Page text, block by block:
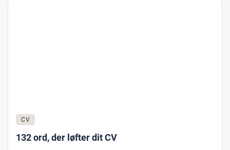
CV
132 ord, der løfter dit CV